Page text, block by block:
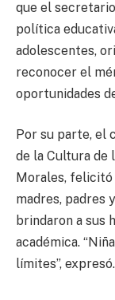
que el
política
adolescentes,
reconocer el
oportunidades
Por su parte, el
de la Cultura de
Morales, felicitó
madres, padres
brindaron a sus
académica.
límites”, expresó.